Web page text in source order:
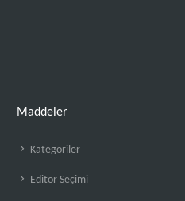
Maddeler
Kategoriler
Editör Seçimi